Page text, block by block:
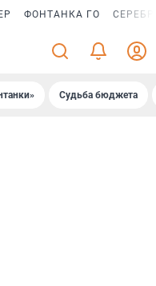
ФОНТАНКА ГО
Судьба бюджета